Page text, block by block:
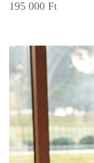
195 000 Ft